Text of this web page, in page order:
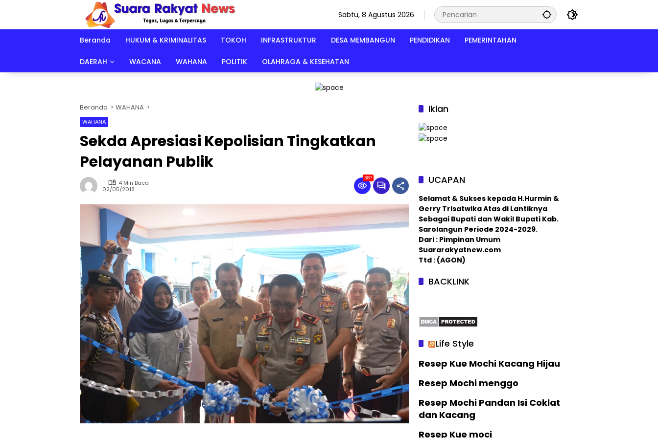
Sabtu, 8 Agustus 2026
Beranda HUKUM & KRIMINALITAS TOKOH INFRASTRUKTUR DESA MEMBANGUN PENDIDIKAN PEMERINTAHAN
DAERAH WACANA WAHANA POLITIK OLAHRAGA & KESEHATAN
Beranda WAHANA
WAHANA
Sekda Apresiasi Kepolisian Tingkatkan
Pelayanan Publik
4 Min Baca
02/05/2018
387
Iklan
UCAPAN
Selamat & Sukses kepada H.Hurmin &
Gerry Trisatwika Atas di Lantiknya
Sebagai Bupati dan Wakil Bupati Kab.
Sarolangun Periode 2024-2029.
Dari : Pimpinan Umum
Suararakyatnew.com
Ttd : (AGON)
BACKLINK
Life Style
Resep Kue Mochi Kacang Hijau
Resep Mochi menggo
Resep Mochi Pandan Isi Coklat
dan Kacang
Resep Kue moci